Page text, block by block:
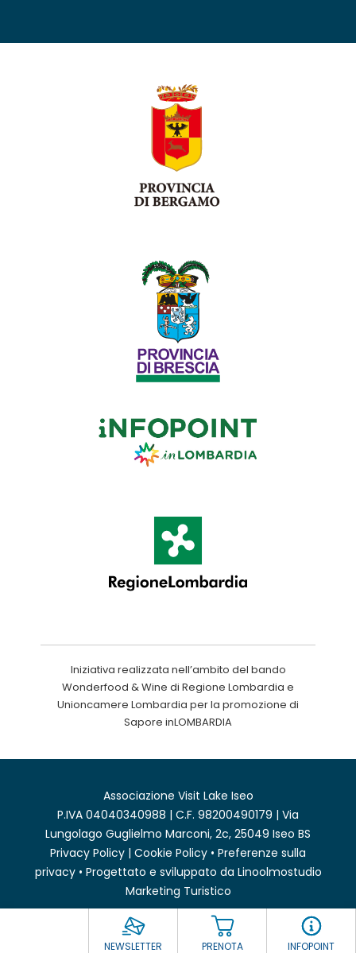
NEWSLETTER PRENOTA INFOPOINT
Iniziativa realizzata nell’ambito del bando
Wonderfood & Wine di Regione Lombardia e
Unioncamere Lombardia per la promozione di
Sapore inLOMBARDIA
Associazione Visit Lake Iseo
P.IVA 04040340988 | C.F. 98200490179 | Via
Lungolago Guglielmo Marconi, 2c, 25049 Iseo BS
Privacy Policy | Cookie Policy • Preferenze sulla
privacy• Progettato e sviluppato da Linoolmostudio
Marketing Turistico